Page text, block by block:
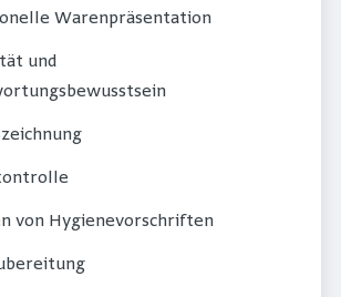
Warenpräsentation
und
von Hygienevorschriften